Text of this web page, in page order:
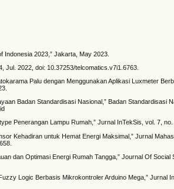
Indonesia 2023,” Jakarta, May 2023.
Jul. 2022, doi: 10.37253/telcomatics.v7i1.6763.
Palu dengan Menggunakan Aplikasi Luxmeter
Badan Standardisasi Nasional,” Badan Standardisasi
Penerangan Lampu Rumah,” Jurnal InTekSis, vol. 7,
Kehadiran untuk Hemat Energi Maksimal,” Jurnal
dan Optimasi Energi Rumah Tangga,” Journal Of Social
Logic Berbasis Mikrokontroler Arduino Mega,” Jurnal